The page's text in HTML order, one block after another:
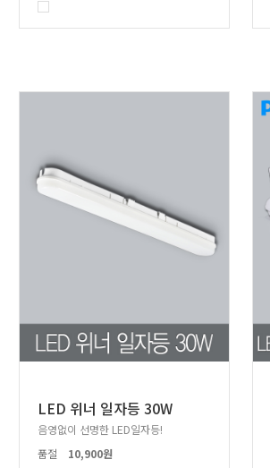
LED 위너 일자등 30W
음영없이 선명한 LED일자등!
품절
10,900원